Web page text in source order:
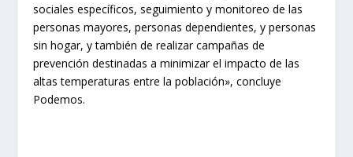
sociales específicos, seguimiento y monitoreo de las
personas mayores, personas dependientes, y personas
sin hogar, y también de realizar campañas de
prevención destinadas a minimizar el impacto de las
altas temperaturas entre la población», concluye
Podemos.